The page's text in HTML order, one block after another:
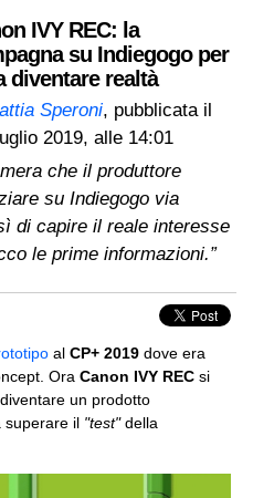
IVY REC: la
su Indiegogo per
diventare realtà
Speroni, pubblicata il
2019, alle 14:01
che il produttore
su Indiegogo via
di capire il reale interesse
le prime informazioni.”
al CP+ 2019 dove era
Ora Canon IVY REC si
un prodotto
superare il "test"della